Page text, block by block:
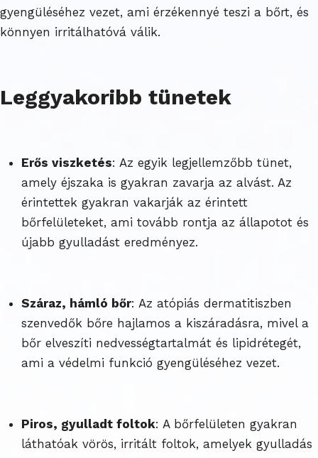
gyengüléséhez vezet, ami érzékennyé teszi a bőrt, és
könnyen irritálhatóvá válik.
Leggyakoribb tünetek
Erős viszketés: Az egyik legjellemzőbb tünet,
amely éjszaka is gyakran zavarja az alvást. Az
érintettek gyakran vakarják az érintett
bőrfelületeket, ami tovább rontja az állapotot és
újabb gyulladást eredményez.
Száraz, hámló bőr: Az atópiás dermatitiszben
szenvedők bőre hajlamos a kiszáradásra, mivel a
bőr elveszíti nedvességtartalmát és lipidrétegét,
ami a védelmi funkció gyengüléséhez vezet.
Piros, gyulladt foltok: A bőrfelületen gyakran
láthatóak vörös, irritált foltok, amelyek gyulladás